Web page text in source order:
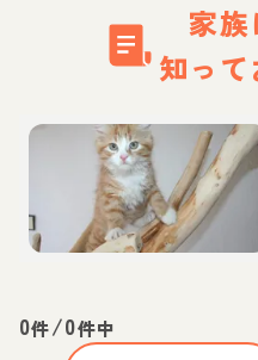
家族
知っ
0件/0件中